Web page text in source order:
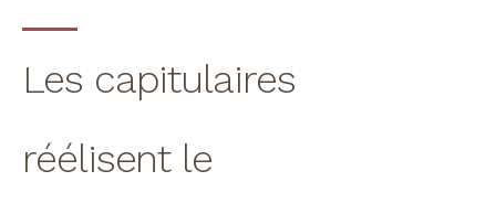
Les capitulaires
réélisent le